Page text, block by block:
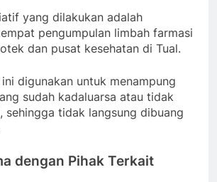
yang dilakukan adalah
pengumpulan limbah farmasi
dan pusat kesehatan di Tual.
digunakan untuk menampung
sudah kadaluarsa atau tidak
sehingga tidak langsung dibuang
dengan Pihak Terkait